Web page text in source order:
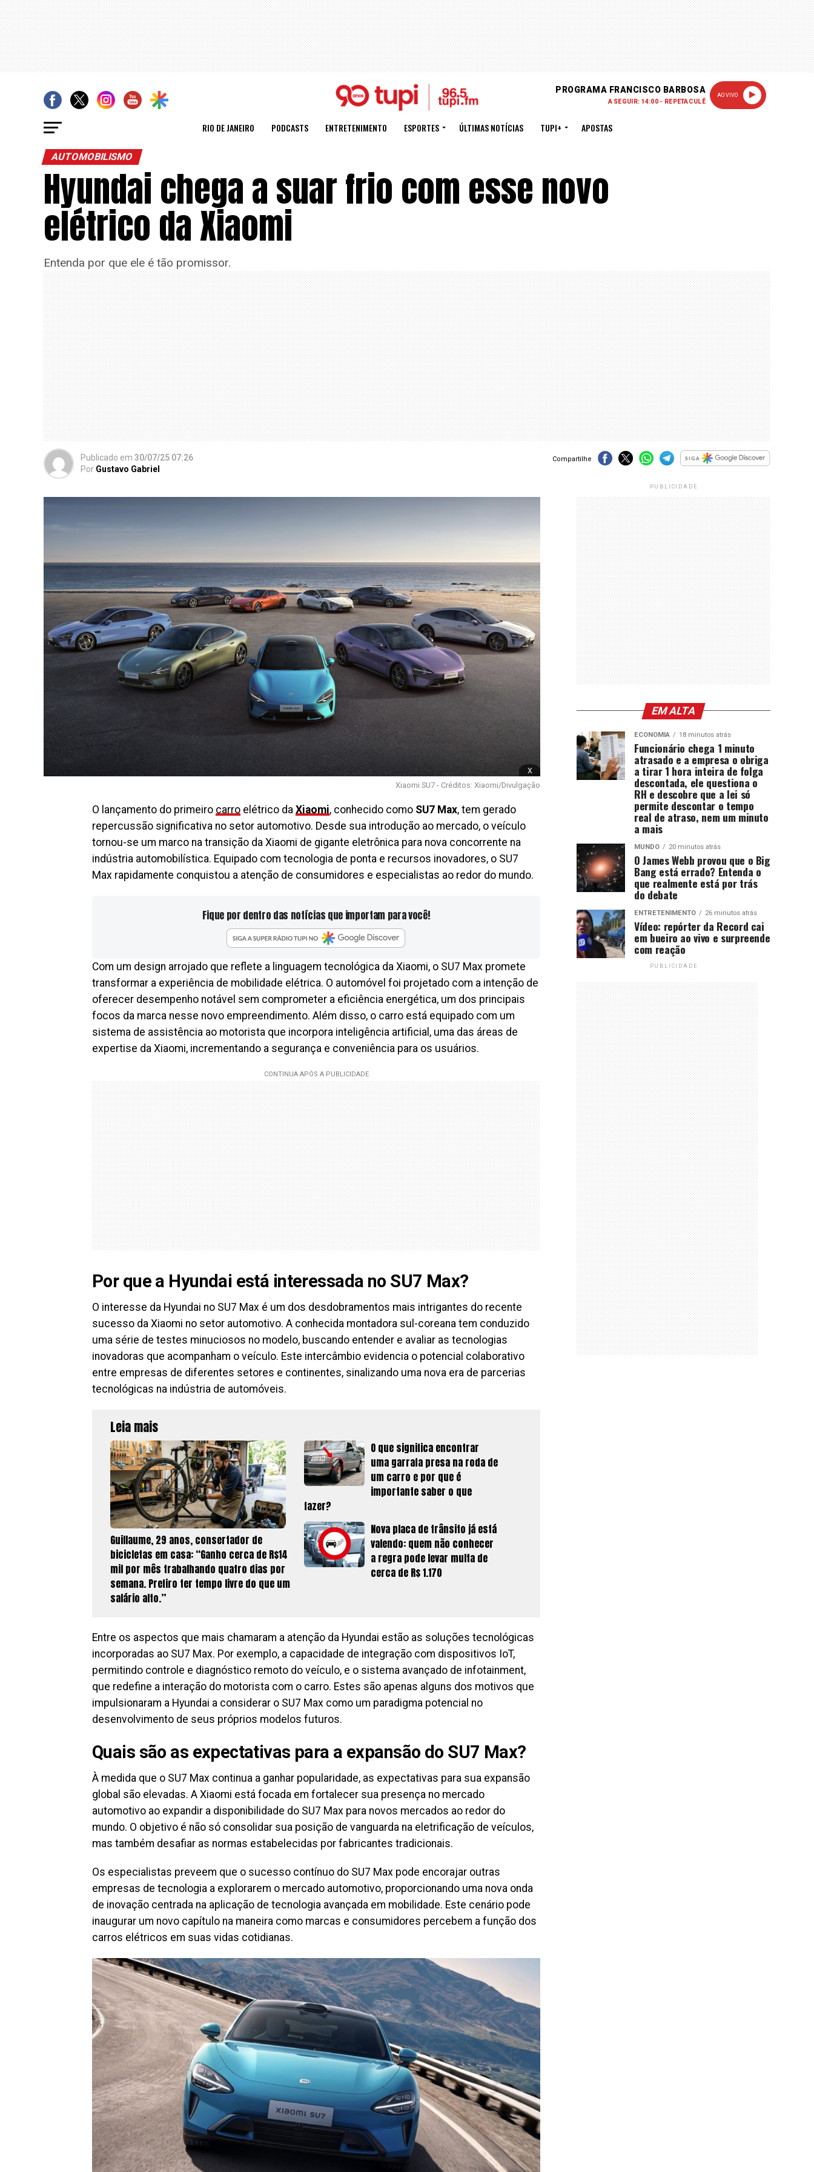
PROGRAMA FRANCISCO BARBOSA
A SEGUIR: 14:00 - REPETACULÊ
AO VIVO
RIO DE JANEIRO PODCASTS ENTRETENIMENTO ESPORTES ÚLTIMAS NOTÍCIAS TUPI+ APOSTAS
AUTOMOBILISMO
Hyundai chega a suar frio com esse novo
elétrico da Xiaomi
Entenda por que ele é tão promissor.
Publicado em 30/07/25 07:26
Por Gustavo Gabriel
Compartilhe
x
Xiaomi SU7 - Créditos: Xiaomi/Divulgação
O lançamento do primeiro carro elétrico da Xiaomi, conhecido como SU7 Max, tem gerado
repercussão significativa no setor automotivo. Desde sua introdução ao mercado, o veículo
tornou-se um marco na transição da Xiaomi de gigante eletrônica para nova concorrente na
indústria automobilística. Equipado com tecnologia de ponta e recursos inovadores, o SU7
Max rapidamente conquistou a atenção de consumidores e especialistas ao redor do mundo.
Fique por dentro das notícias que importam para você!
Com um design arrojado que reflete a linguagem tecnológica da Xiaomi, o SU7 Max promete
transformar a experiência de mobilidade elétrica. O automóvel foi projetado com a intenção de
oferecer desempenho notável sem comprometer a eficiência energética, um dos principais
focos da marca nesse novo empreendimento. Além disso, o carro está equipado com um
sistema de assistência ao motorista que incorpora inteligência artificial, uma das áreas de
expertise da Xiaomi, incrementando a segurança e conveniência para os usuários.
Por que a Hyundai está interessada no SU7 Max?
O interesse da Hyundai no SU7 Max é um dos desdobramentos mais intrigantes do recente
sucesso da Xiaomi no setor automotivo. A conhecida montadora sul-coreana tem conduzido
uma série de testes minuciosos no modelo, buscando entender e avaliar as tecnologias
inovadoras que acompanham o veículo. Este intercâmbio evidencia o potencial colaborativo
entre empresas de diferentes setores e continentes, sinalizando uma nova era de parcerias
tecnológicas na indústria de automóveis.
Leia mais
Guillaume, 29 anos, consertador de
bicicletas em casa: “Ganho cerca de R$14
mil por mês trabalhando quatro dias por
semana. Prefiro ter tempo livre do que um
salário alto.”
O que significa encontrar
uma garrafa presa na roda de
um carro e por que é
importante saber o que
fazer?
Nova placa de trânsito já está
valendo: quem não conhecer
a regra pode levar multa de
cerca de R$ 1.170
Entre os aspectos que mais chamaram a atenção da Hyundai estão as soluções tecnológicas
incorporadas ao SU7 Max. Por exemplo, a capacidade de integração com dispositivos IoT,
permitindo controle e diagnóstico remoto do veículo, e o sistema avançado de infotainment,
que redefine a interação do motorista com o carro. Estes são apenas alguns dos motivos que
impulsionaram a Hyundai a considerar o SU7 Max como um paradigma potencial no
desenvolvimento de seus próprios modelos futuros.
Quais são as expectativas para a expansão do SU7 Max?
À medida que o SU7 Max continua a ganhar popularidade, as expectativas para sua expansão
global são elevadas. A Xiaomi está focada em fortalecer sua presença no mercado
automotivo ao expandir a disponibilidade do SU7 Max para novos mercados ao redor do
mundo. O objetivo é não só consolidar sua posição de vanguarda na eletrificação de veículos,
mas também desafiar as normas estabelecidas por fabricantes tradicionais.
Os especialistas preveem que o sucesso contínuo do SU7 Max pode encorajar outras
empresas de tecnologia a explorarem o mercado automotivo, proporcionando uma nova onda
de inovação centrada na aplicação de tecnologia avançada em mobilidade. Este cenário pode
inaugurar um novo capítulo na maneira como marcas e consumidores percebem a função dos
carros elétricos em suas vidas cotidianas.
PUBLICIDADE
EM ALTA
ECONOMIA 18 minutos atrás
Funcionário chega 1 minuto
atrasado e a empresa o obriga
a tirar 1 hora inteira de folga
descontada, ele questiona o
RH e descobre que a lei só
permite descontar o tempo
real de atraso, nem um minuto
a mais
MUNDO 20 minutos atrás
O James Webb provou que o Big
Bang está errado? Entenda o
que realmente está por trás
do debate
ENTRETENIMENTO 26 minutos atrás
Vídeo: repórter da Record cai
em bueiro ao vivo e surpreende
com reação
PUBLICIDADE